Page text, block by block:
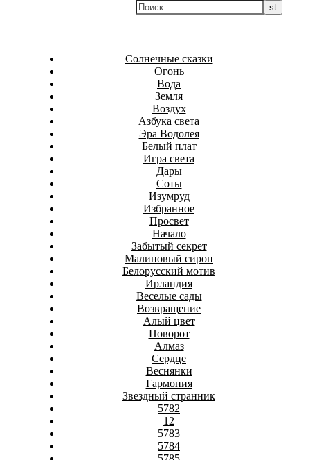
Солнечные сказки
Огонь
Вода
Земля
Воздух
Азбука света
Эра Водолея
Белый плат
Игра света
Дары
Соты
Изумруд
Избранное
Просвет
Начало
Забытый секрет
Малиновый сироп
Белорусский мотив
Ирландия
Веселые сады
Возвращение
Алый цвет
Поворот
Алмаз
Сердце
Веснянки
Гармония
Звездный странник
5782
12
5783
5784